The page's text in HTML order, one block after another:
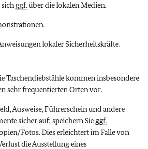
ggf.über die lokalen Medien.
lokaler Sicherheitskräfte.
Taschendiebstähle kommen insbesondere
sehr frequentierten Orten vor.
Ausweise, Führerschein und andere
sicher auf; speichern Sie ggf.
Fotos. Dies erleichtert im Falle von
die Ausstellung eines